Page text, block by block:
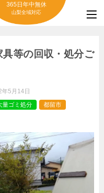
365日年中無休
山梨全域対応
具等の回収・処分ご
5月14日
量ゴミ処分 都留市